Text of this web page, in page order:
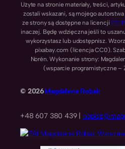
Użyte na stronie materiały, treści,
zostali wskazani, są mojego
ze strony są dostępne na licencjiCC
inaczej. Będę wdzięczna jeśli to
wykorzystasz lub udostępnisz.
pixabay.com (licencja CC0).
Norén. Wykonanie strony:
(wsparcie programistyczne –
© 2026Magdalena Robak
+48 607 380 439 |